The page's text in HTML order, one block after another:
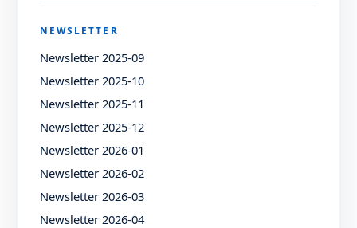
NEWSLETTER
Newsletter 2025-09
Newsletter 2025-10
Newsletter 2025-11
Newsletter 2025-12
Newsletter 2026-01
Newsletter 2026-02
Newsletter 2026-03
Newsletter 2026-04